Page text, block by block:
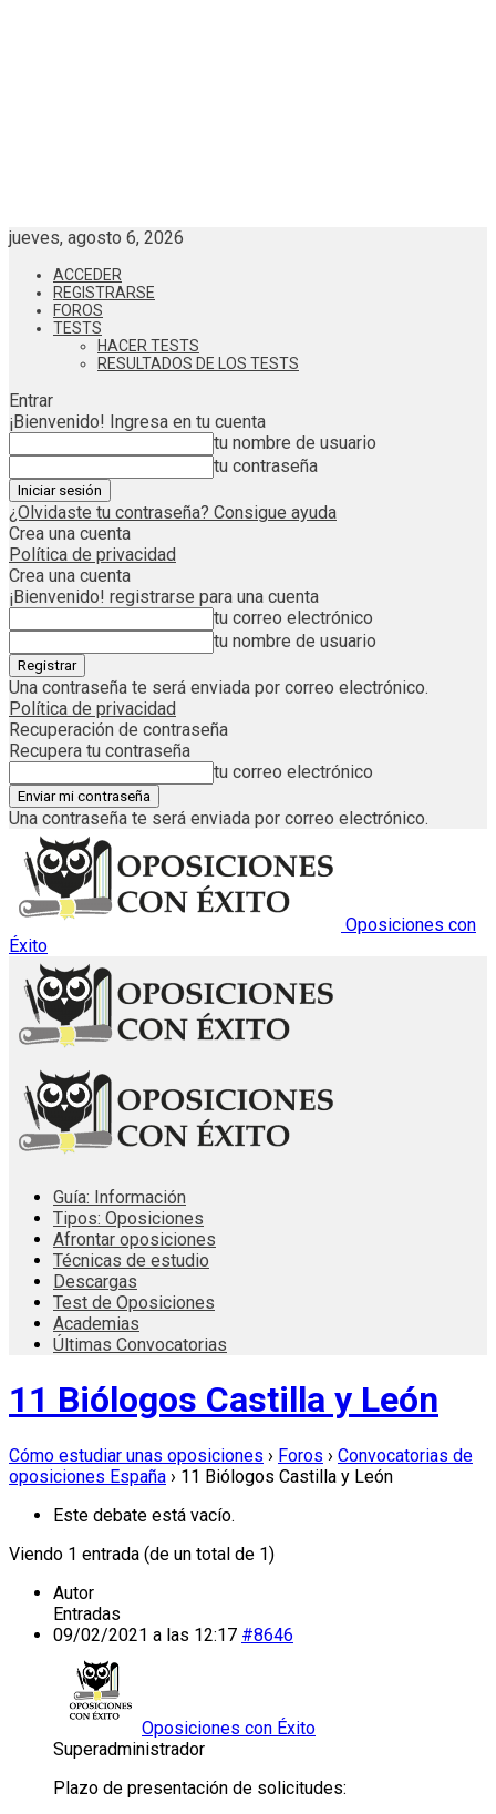
jueves, agosto 6, 2026
ACCEDER
REGISTRARSE
FOROS
TESTS
HACER TESTS
RESULTADOS DE LOS TESTS
Entrar
¡Bienvenido! Ingresa en tu cuenta
tu nombre de usuario
tu contraseña
¿Olvidaste tu contraseña? Consigue ayuda
Crea una cuenta
Política de privacidad
Crea una cuenta
¡Bienvenido! registrarse para una cuenta
tu correo electrónico
tu nombre de usuario
Una contraseña te será enviada por correo electrónico.
Política de privacidad
Recuperación de contraseña
Recupera tu contraseña
tu correo electrónico
Una contraseña te será enviada por correo electrónico.
Oposiciones con
Éxito
Guía: Información
Tipos: Oposiciones
Afrontar oposiciones
Técnicas de estudio
Descargas
Test de Oposiciones
Academias
Últimas Convocatorias
11 Biólogos Castilla y León
Cómo estudiar unas oposiciones › Foros › Convocatorias de
oposiciones España › 11 Biólogos Castilla y León
Este debate está vacío.
Viendo 1 entrada (de un total de 1)
Autor
Entradas
09/02/2021 a las 12:17 #8646
Oposiciones con Éxito
Superadministrador
Plazo de presentación de solicitudes: